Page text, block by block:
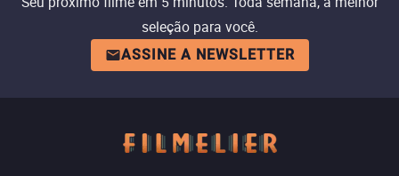
seleção para você.
ASSINE A NEWSLETTER